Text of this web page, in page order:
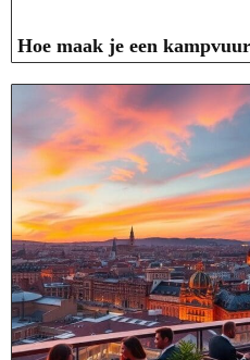
Hoe maak je een